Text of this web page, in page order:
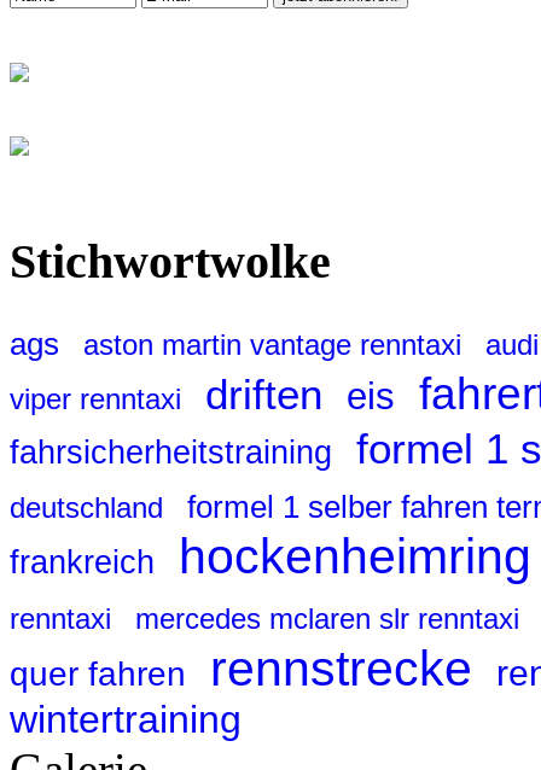
Stichwortwolke
ags aston martin vantage renntaxi
viper renntaxi
driften eis
fahrsicherheitstraining formel 1
deutschland formel 1 selber fahren
frankreich hockenheimring
renntaxi mercedes mclaren slr renntaxi
quer fahren rennstrecke
wintertraining